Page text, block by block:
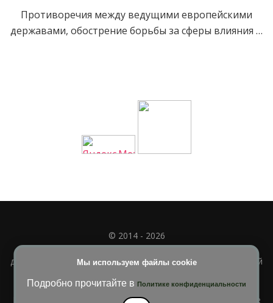
Противоречия между ведущими европейскими
державами, обострение борьбы за сферы влияния …
Мы используем файлы cookie
Подробно прочитайте в Политике конфиденциальности
© 2014 - 2026
Полное или частичное использование материала
допускается только при наличии активной и индексируемой
Blossom Diva | РазработанаТемы Blossom . На платформе